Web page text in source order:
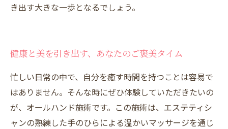
き出す大きな一歩となるでしょう。
健康と美を引き出す、あなたのご褒美タイム
忙しい日常の中で、自分を癒す時間を持つことは容易で
はありません。そんな時にぜひ体験していただきたいの
が、オールハンド施術です。この施術は、エステティシ
ャンの熟練した手のひらによる温かいマッサージを通じ